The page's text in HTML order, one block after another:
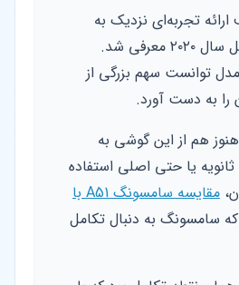
تجربه‌ای نزدیک به
پرچمداران، در اوایل سال ۲۰۲۰ معرفی شد.
توانست سهم بزرگی از
را به دست آورد.
هنوز هم از این گوشی به
یا حتی اصلی استفاده
مقایسه سامسونگ A51 با
سامسونگ به دنبال تکامل